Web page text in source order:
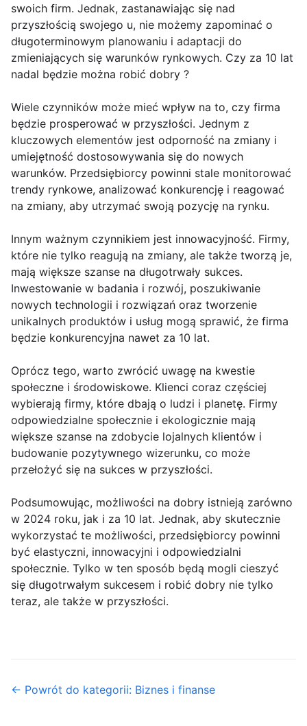
swoich firm. Jednak, zastanawiając się nad
przyszłością swojego u, nie możemy zapominać o
długoterminowym planowaniu i adaptacji do
zmieniających się warunków rynkowych. Czy za 10 lat
nadal będzie można robić dobry ?
Wiele czynników może mieć wpływ na to, czy firma
będzie prosperować w przyszłości. Jednym z
kluczowych elementów jest odporność na zmiany i
umiejętność dostosowywania się do nowych
warunków. Przedsiębiorcy powinni stale monitorować
trendy rynkowe, analizować konkurencję i reagować
na zmiany, aby utrzymać swoją pozycję na rynku.
Innym ważnym czynnikiem jest innowacyjność. Firmy,
które nie tylko reagują na zmiany, ale także tworzą je,
mają większe szanse na długotrwały sukces.
Inwestowanie w badania i rozwój, poszukiwanie
nowych technologii i rozwiązań oraz tworzenie
unikalnych produktów i usług mogą sprawić, że firma
będzie konkurencyjna nawet za 10 lat.
Oprócz tego, warto zwrócić uwagę na kwestie
społeczne i środowiskowe. Klienci coraz częściej
wybierają firmy, które dbają o ludzi i planetę. Firmy
odpowiedzialne społecznie i ekologicznie mają
większe szanse na zdobycie lojalnych klientów i
budowanie pozytywnego wizerunku, co może
przełożyć się na sukces w przyszłości.
Podsumowując, możliwości na dobry istnieją zarówno
w 2024 roku, jak i za 10 lat. Jednak, aby skutecznie
wykorzystać te możliwości, przedsiębiorcy powinni
być elastyczni, innowacyjni i odpowiedzialni
społecznie. Tylko w ten sposób będą mogli cieszyć
się długotrwałym sukcesem i robić dobry nie tylko
teraz, ale także w przyszłości.
← Powrót do kategorii: Biznes i finanse